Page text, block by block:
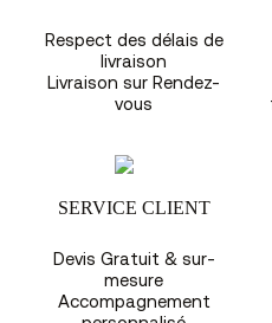
Respect des délais de
livraison
Livraison sur Rendez-
vous
SERVICE CLIENT
Devis Gratuit & sur-
mesure
Accompagnement